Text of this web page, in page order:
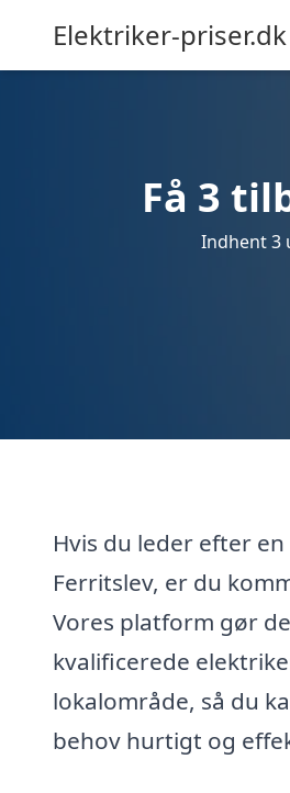
Elektriker-priser.dk
Få 3
Indhent 3
Hvis du leder efter
Ferritslev, er du
Vores platform gør
kvalificerede
lokalområde, så du
behov hurtigt og